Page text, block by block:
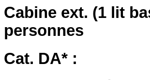
Cabine ext. (1 lit
personnes
Cat. DA* :